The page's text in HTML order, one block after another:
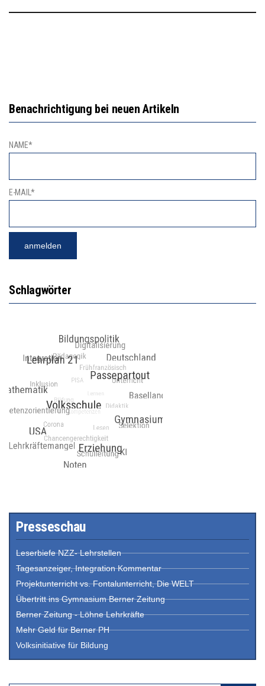
Benachrichtigung bei neuen Artikeln
NAME*
E-MAIL*
Schlagwörter
Presseschau
Leserbiefe NZZ- Lehrstellen
Tagesanzeiger, Integration Kommentar
Projektunterricht vs. Fontalunterricht, Die WELT
Übertritt ins Gymnasium Berner Zeitung
Berner Zeitung - Löhne Lehrkräfte
Mehr Geld für Berner PH
Volksinitiative für Bildung